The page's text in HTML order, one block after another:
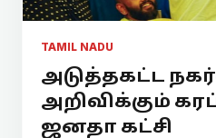
TAMIL NADU
அடுத்தகட்ட
அறிவிக்கும்
ஜனதா கட்சி